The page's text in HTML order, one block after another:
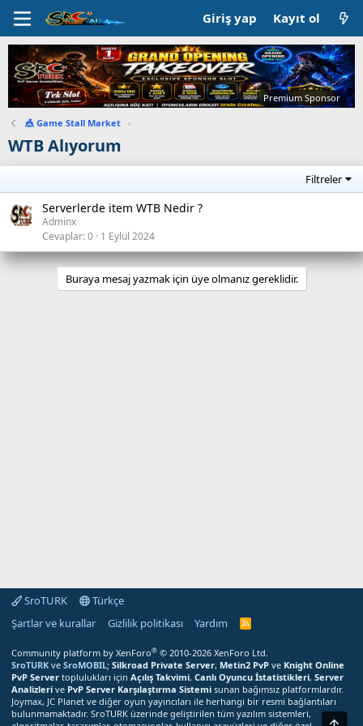
Giriş yap Kayıt ol
Premium Sponsor
🎪 Game Stall Market ›
WTB Alıyorum
Filtreler
Serverlerde item WTB Nedir ?
Adminx
Cevaplar 0 1 Eylül 2024
Buraya mesaj yazmak için üye olmanız gereklidir.
SroTURK
Türkçe
Şartlar ve kurallar
Gizlilik politikası Yardım
S
T
U
R
K
R
S
Community platform by XenForo® © 2010-2026 XenForo Ltd.
SroTURK ve SroMOBIL; Silkroad Private Server, Metin2 PvP ve Knight Online
PvP Server toplulukları için Açılış Takvimi, Canlı Oyuncu İstatistikleri, Server
Analizleri ve PvP Server Karşılaştırma Sistemi sunan bağımsız platformlardır.
Joymax, JC Planet ve diğer oyun yayıncıları ile herhangi bir resmi bağlantıları
bulunmamaktadır. SroTURK üzerinde geliştirilen tüm yazılım sistemleri,